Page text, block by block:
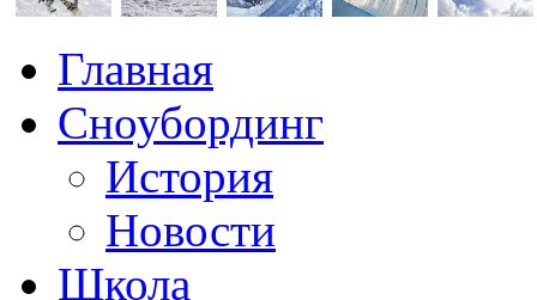
Главная
Сноубординг
История
Новости
Школа